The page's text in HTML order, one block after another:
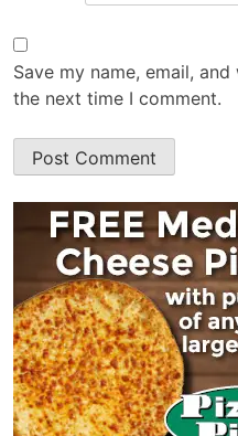
Save my name, email,
the next time I comment.